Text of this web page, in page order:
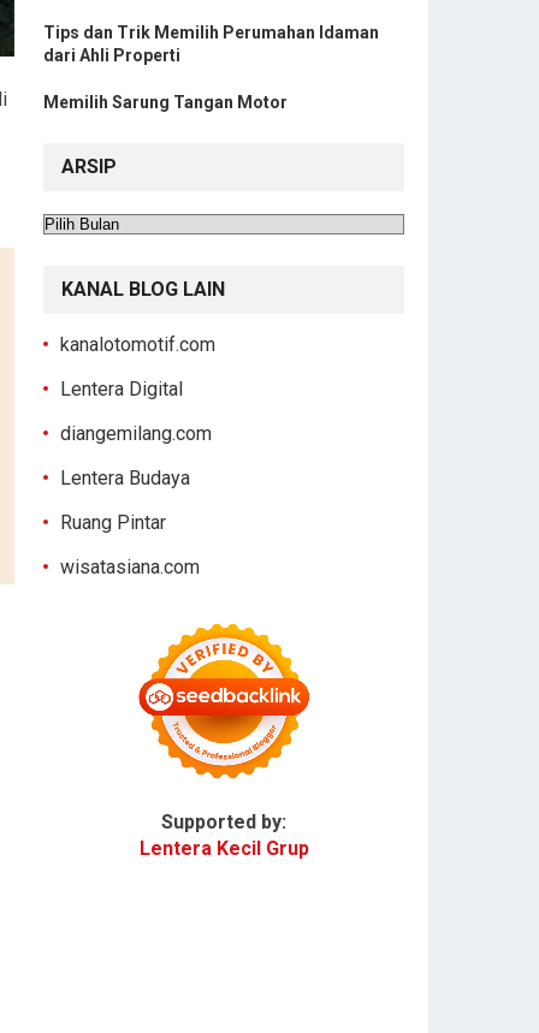
Tips dan Trik Memilih Perumahan Idaman
dari Ahli Properti
Memilih Sarung Tangan Motor
ARSIP
Arsip
KANAL BLOG LAIN
kanalotomotif.com
Lentera Digital
diangemilang.com
Lentera Budaya
Ruang Pintar
wisatasiana.com
Supported by:
Lentera Kecil Grup